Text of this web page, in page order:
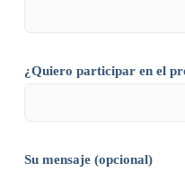
¿Quiero participar en el
Su mensaje (opcional)